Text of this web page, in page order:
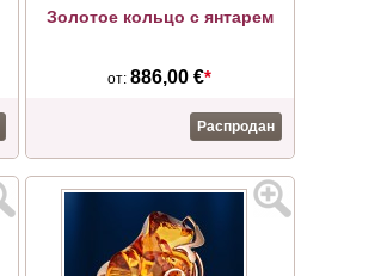
Золотое кольцо с янтарем
от:886,00 €*
Распродан